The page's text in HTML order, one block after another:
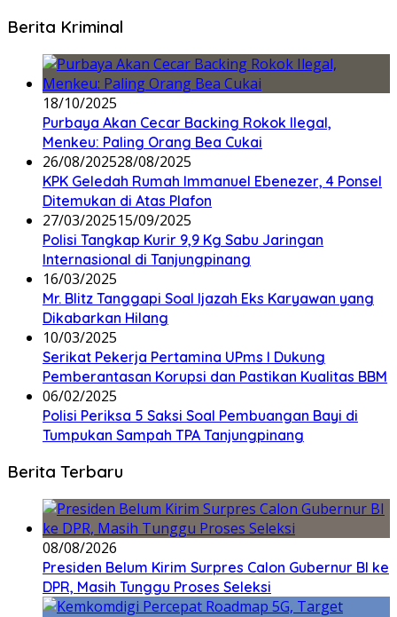
Berita Kriminal
18/10/2025
Purbaya Akan Cecar Backing Rokok Ilegal,
Menkeu: Paling Orang Bea Cukai
26/08/202528/08/2025
KPK Geledah Rumah Immanuel Ebenezer, 4 Ponsel
Ditemukan di Atas Plafon
27/03/202515/09/2025
Polisi Tangkap Kurir 9,9 Kg Sabu Jaringan
Internasional di Tanjungpinang
16/03/2025
Mr. Blitz Tanggapi Soal Ijazah Eks Karyawan yang
Dikabarkan Hilang
10/03/2025
Serikat Pekerja Pertamina UPms I Dukung
Pemberantasan Korupsi dan Pastikan Kualitas BBM
06/02/2025
Polisi Periksa 5 Saksi Soal Pembuangan Bayi di
Tumpukan Sampah TPA Tanjungpinang
Berita Terbaru
08/08/2026
Presiden Belum Kirim Surpres Calon Gubernur BI ke
DPR, Masih Tunggu Proses Seleksi